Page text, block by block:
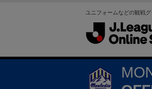
ユニフォームなどの観戦